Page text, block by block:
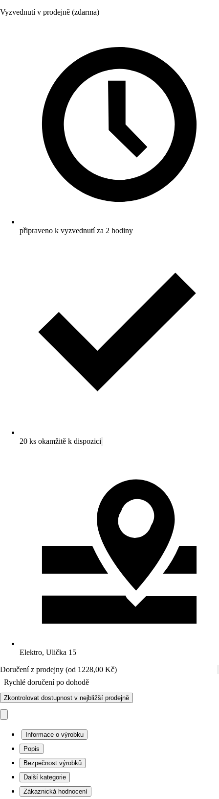
Vyzvednutí v prodejně (zdarma)
připraveno k vyzvednutí za 2 hodiny
20 ks okamžitě k dispozici
Elektro, Ulička 15
Doručení z prodejny (od 1228,00 Kč)
Rychlé doručení po dohodě
Zkontrolovat dostupnost v nejbližší prodejně
Informace o výrobku
Popis
Bezpečnost výrobků
Další kategorie
Zákaznická hodnocení